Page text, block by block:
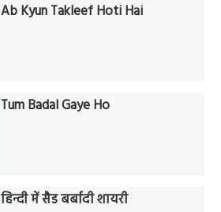
Ab Kyun Takleef Hoti Hai
Tum Badal Gaye Ho
हिन्दी में सैड बर्बादी शायरी